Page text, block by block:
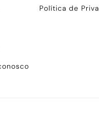
Política de